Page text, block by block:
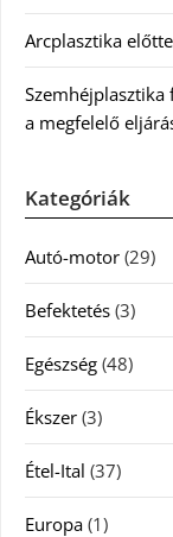
Arcplasztika
a megfelelő
Kategóriák
Autó-motor (29)
Befektetés (3)
Egészség (48)
Ékszer (3)
Étel-Ital (37)
Europa (1)